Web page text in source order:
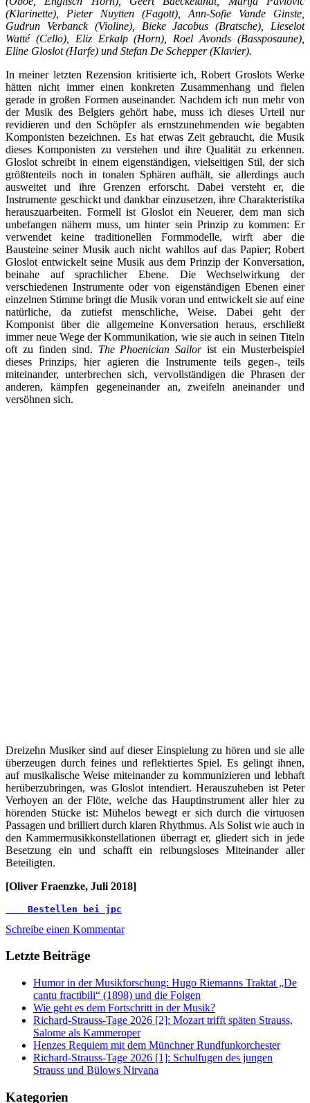
(Klarinette), Pieter Nuytten (Fagott), Ann-Sofie Vande Ginste,
Gudrun Verbanck (Violine), Bieke Jacobus (Bratsche), Lieselot
Watté (Cello), Eliz Erkalp (Horn), Roel Avonds (Bassposaune),
Eline Gloslot (Harfe) und Stefan De Schepper (Klavier).
In meiner letzten Rezension kritisierte ich, Robert Groslots Werke
hätten nicht immer einen konkreten Zusammenhang und fielen
gerade in großen Formen auseinander. Nachdem ich nun mehr von
der Musik des Belgiers gehört habe, muss ich dieses Urteil nur
revidieren und den Schöpfer als ernstzunehmenden wie begabten
Komponisten bezeichnen. Es hat etwas Zeit gebraucht, die Musik
dieses Komponisten zu verstehen und ihre Qualität zu erkennen.
Gloslot schreibt in einem eigenständigen, vielseitigen Stil, der sich
größtenteils noch in tonalen Sphären aufhält, sie allerdings auch
ausweitet und ihre Grenzen erforscht. Dabei versteht er, die
Instrumente geschickt und dankbar einzusetzen, ihre Charakteristika
herauszuarbeiten. Formell ist Gloslot ein Neuerer, dem man sich
unbefangen nähern muss, um hinter sein Prinzip zu kommen: Er
verwendet keine traditionellen Formmodelle, wirft aber die
Bausteine seiner Musik auch nicht wahllos auf das Papier; Robert
Gloslot entwickelt seine Musik aus dem Prinzip der Konversation,
beinahe auf sprachlicher Ebene. Die Wechselwirkung der
verschiedenen Instrumente oder von eigenständigen Ebenen einer
einzelnen Stimme bringt die Musik voran und entwickelt sie auf eine
natürliche, da zutiefst menschliche, Weise. Dabei geht der
Komponist über die allgemeine Konversation heraus, erschließt
immer neue Wege der Kommunikation, wie sie auch in seinen Titeln
oft zu finden sind. The Phoenician Sailorist ein Musterbeispiel
dieses Prinzips, hier agieren die Instrumente teils gegen-, teils
miteinander, unterbrechen sich, vervollständigen die Phrasen der
anderen, kämpfen gegeneinander an, zweifeln aneinander und
versöhnen sich.
Dreizehn Musiker sind auf dieser Einspielung zu hören und sie alle
überzeugen durch feines und reflektiertes Spiel. Es gelingt ihnen,
auf musikalische Weise miteinander zu kommunizieren und lebhaft
herüberzubringen, was Gloslot intendiert. Herauszuheben ist Peter
Verhoyen an der Flöte, welche das Hauptinstrument aller hier zu
hörenden Stücke ist: Mühelos bewegt er sich durch die virtuosen
Passagen und brilliert durch klaren Rhythmus. Als Solist wie auch in
den Kammermusikkonstellationen überragt er, gliedert sich in jede
Besetzung ein und schafft ein reibungsloses Miteinander aller
Beteiligten.
[Oliver Fraenzke, Juli 2018]
    Bestellen bei jpc
Schreibe einen Kommentar
Letzte Beiträge
Humor in der Musikforschung: Hugo Riemanns Traktat „De
cantu fractibili“ (1898) und die Folgen
Wie geht es dem Fortschritt in der Musik?
Richard-Strauss-Tage 2026 [2]: Mozart trifft späten Strauss,
Salome als Kammeroper
Henzes Requiem mit dem Münchner Rundfunkorchester
Richard-Strauss-Tage 2026 [1]: Schulfugen des jungen
Strauss und Bülows Nirvana
Kategorien